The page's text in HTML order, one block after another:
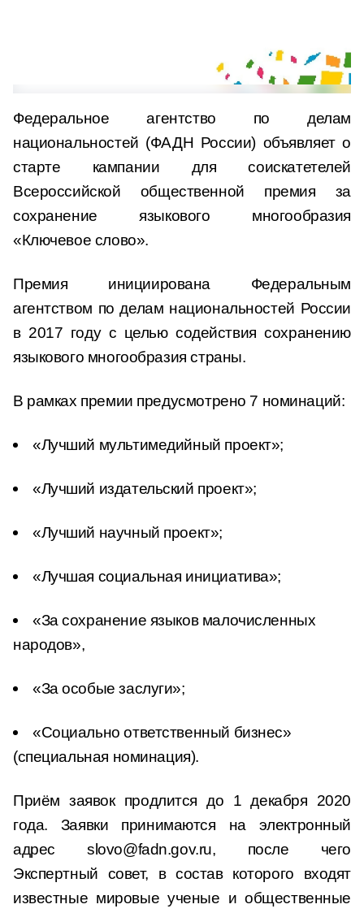
Федеральное агентство по делам
национальностей (ФАДН России) объявляет о
старте кампании для соискатетелей
Всероссийской общественной премия за
сохранение языкового многообразия
«Ключевое слово».
Премия инициирована Федеральным
агентством по делам национальностей России
в 2017 году с целью содействия сохранению
языкового многообразия страны.
В рамках премии предусмотрено 7 номинаций:
«Лучший мультимедийный проект»;
«Лучший издательский проект»;
«Лучший научный проект»;
«Лучшая социальная инициатива»;
«За сохранение языков малочисленных
народов»,
«За особые заслуги»;
«Социально ответственный бизнес»
(специальная номинация).
Приём заявок продлится до 1 декабря 2020
года. Заявки принимаются на электронный
адрес slovo@fadn.gov.ru, после чего
Экспертный совет, в состав которого входят
известные мировые ученые и общественные